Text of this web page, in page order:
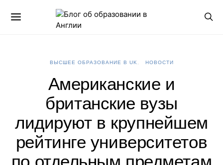
ВЫСШЕЕ ОБРАЗОВАНИЕ В UK НОВОСТИ
Американские и
британские вузы
лидируют в крупнейшем
рейтинге университетов